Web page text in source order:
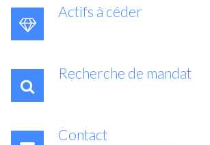
Actifs à céder
Recherche de mandat
Contact